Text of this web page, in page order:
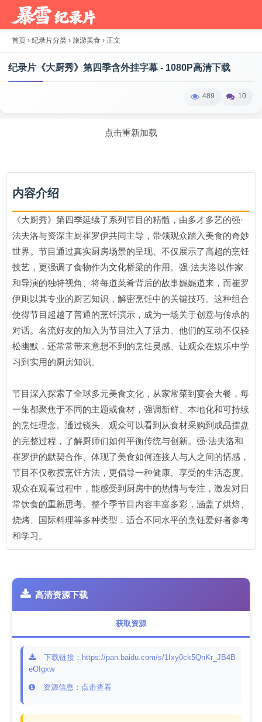
首页 › 纪录片分类 › 旅游美食 › 正文
纪录片《大厨秀》第四季含外挂字幕 - 1080P高清下载
489 10
点击重新加载
内容介绍
《大厨秀》第四季延续了系列节目的精髓，由多才多艺的强·
法夫洛与资深主厨崔罗伊共同主导，带领观众踏入美食的奇妙
世界。节目通过真实厨房场景的呈现、不仅展示了高超的烹饪
技艺，更强调了食物作为文化桥梁的作用。强·法夫洛以作家
和导演的独特视角、将每道菜肴背后的故事娓娓道来，而崔罗
伊则以其专业的厨艺知识，解密烹饪中的关键技巧。这种组合
使得节目超越了普通的烹饪演示，成为一场关于创意与传承的
对话。名流好友的加入为节目注入了活力、他们的互动不仅轻
松幽默，还常常带来意想不到的烹饪灵感、让观众在娱乐中学
习到实用的厨房知识。
节目深入探索了全球多元美食文化，从家常菜到宴会大餐，每
一集都聚焦于不同的主题或食材，强调新鲜、本地化和可持续
的烹饪理念。通过镜头、观众可以看到从食材采购到成品摆盘
的完整过程，了解厨师们如何平衡传统与创新。强·法夫洛和
崔罗伊的默契合作、体现了美食如何连接人与人之间的情感，
节目不仅教授烹饪方法，更倡导一种健康、享受的生活态度。
观众在观看过程中，能感受到厨房中的热情与专注，激发对日
常饮食的重新思考。整个季节目内容丰富多彩，涵盖了烘焙、
烧烤、国际料理等多种类型，适合不同水平的烹饪爱好者参考
和学习。
高清资源下载
获取资源
下载链接：https://pan.baidu.com/s/1Ixy0ck5QnKr_JB4B
eOIgxw
资源信息：点击查看